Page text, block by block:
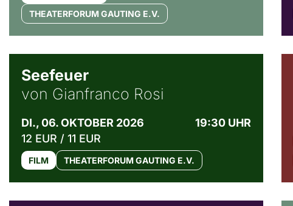
THEATERFORUM GAUTING E.V.
Seefeuer
von Gianfranco Rosi
DI., 06. OKTOBER 2026
19:30 UHR
12 EUR / 11 EUR
FILM THEATERFORUM GAUTING E.V.